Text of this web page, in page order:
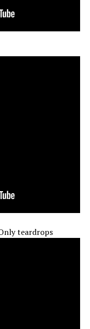
teardrops